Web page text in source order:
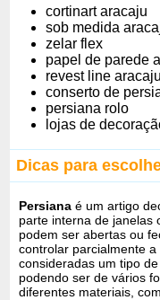
cortinart aracaju
sob medida
zelar flex
papel de parede
revest line aracaju
conserto de
persiana rolo
lojas de
Dicas para
Persiana é um artigo
parte interna de janelas
podem ser abertas ou
controlar parcialmente a
consideradas um tipo
podendo ser de vários
diferentes materiais,